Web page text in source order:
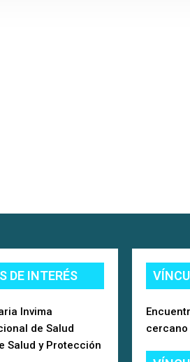
DE INTERÉS
Invima
de Salud
Salud y Protección
cercano